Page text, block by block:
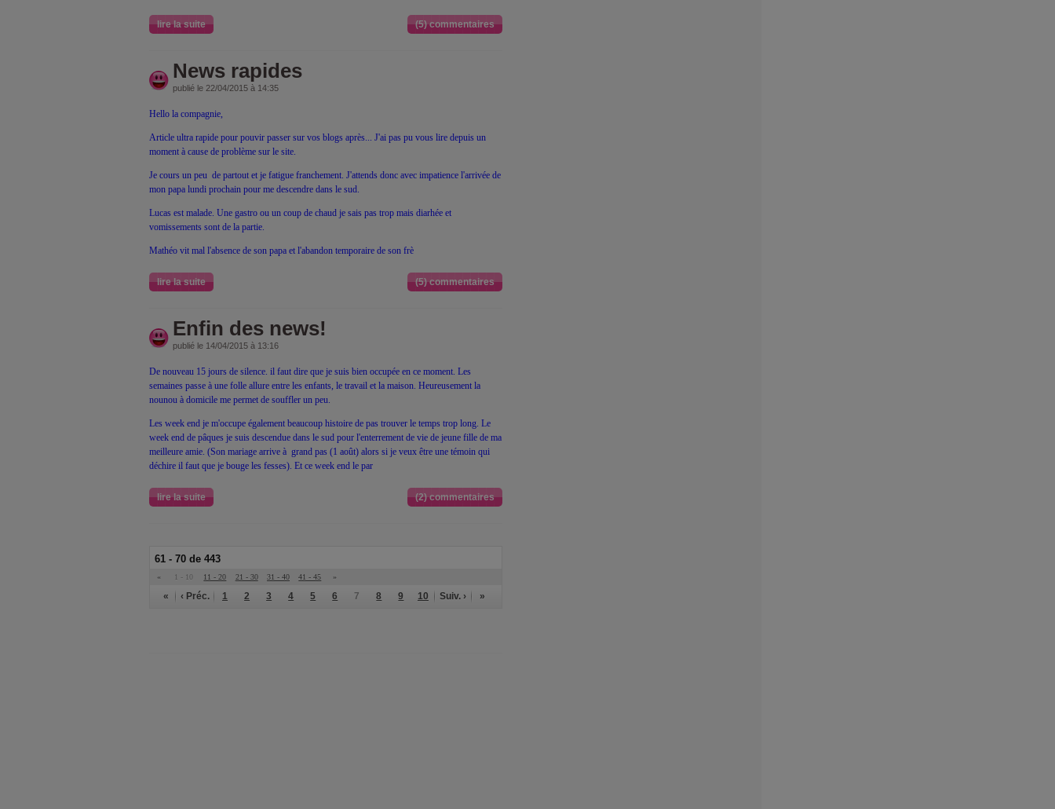
lire la suite (5) commentaires
News rapides
publié le 22/04/2015 à 14:35
Hello la compagnie,
Article ultra rapide pour pouvir passer sur vos blogs après... J'ai pas pu vous lire depuis un
moment à cause de problème sur le site.
Je cours un peu de partout et je fatigue franchement. J'attends donc avec impatience l'arrivée de
mon papa lundi prochain pour me descendre dans le sud.
Lucas est malade. Une gastro ou un coup de chaud je sais pas trop mais diarhée et
vomissements sont de la partie.
Mathéo vit mal l'absence de son papa et l'abandon temporaire de son frè
lire la suite (5) commentaires
Enfin des news!
publié le 14/04/2015 à 13:16
De nouveau 15 jours de silence. il faut dire que je suis bien occupée en ce moment. Les
semaines passe à une folle allure entre les enfants, le travail et la maison. Heureusement la
nounou à domicile me permet de souffler un peu.
Les week end je m'occupe également beaucoup histoire de pas trouver le temps trop long. Le
week end de pâques je suis descendue dans le sud pour l'enterrement de vie de jeune fille de ma
meilleure amie. (Son mariage arrive à grand pas (1 août) alors si je veux être une témoin qui
déchire il faut que je bouge les fesses). Et ce week end le par
lire la suite (2) commentaires
61 - 70 de 443
« 1 - 10 11 - 20 21 - 30 31 - 40 41 - 45 »
« ‹ Préc. 1 2 3 4 5 6 7 8 9 10 Suiv. › »